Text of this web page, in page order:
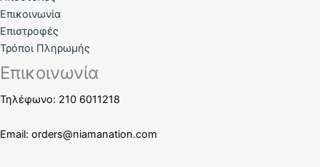
Επικοινωνία
Επιστροφές
Τρόποι Πληρωμής
Επικοινωνία
Τηλέφωνο: 210 6011218
Email: orders@niamanation.com